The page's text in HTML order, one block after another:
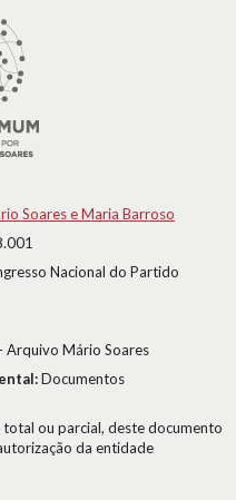
Soares e Maria Barroso
Nacional do Partido
Arquivo Mário Soares
Documentos
total ou parcial, deste documento
da entidade